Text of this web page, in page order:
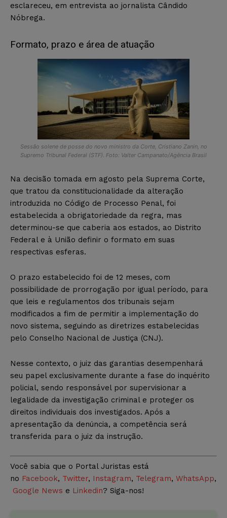
esclareceu, em entrevista ao jornalista Cândido
Nóbrega.
Formato, prazo e área de atuação
Sessão solene de posse do novo ministro da Corte, Cristiano Zanin, no
Supremo Tribunal Federal (STF). Foto: Valter Campanato/Agência Brasil
Na decisão tomada em agosto pela Suprema Corte,
que tratou da constitucionalidade da alteração
introduzida no Código de Processo Penal, foi
estabelecida a obrigatoriedade da regra, mas
determinou-se que caberia aos estados, ao Distrito
Federal e à União definir o formato em suas
respectivas esferas.
O prazo estabelecido foi de 12 meses, com
possibilidade de prorrogação por igual período, para
que leis e regulamentos dos tribunais sejam
modificados a fim de permitir a implementação do
novo sistema, seguindo as diretrizes estabelecidas
pelo Conselho Nacional de Justiça (CNJ).
Nesse contexto, o juiz das garantias desempenhará
seu papel exclusivamente durante a fase do inquérito
policial, sendo responsável por supervisionar a
legalidade da investigação criminal e proteger os
direitos individuais dos investigados. Após a
apresentação da denúncia, a competência será
transferida para o juiz da instrução.
Você sabia que o Portal Juristas está
no Facebook, Twitter, Instagram, Telegram, WhatsApp,
Google News e Linkedin? Siga-nos!